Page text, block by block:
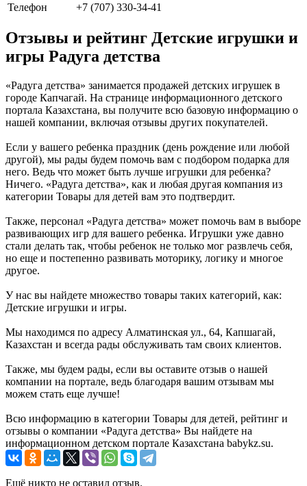
Телефон
+7 (707) 330-34-41
Отзывы и рейтинг Детские игрушки и
игры Радуга детства
«Радуга детства» занимается продажей детских игрушек в
городе Капчагай. На странице информационного детского
портала Казахстана, вы получите всю базовую информацию о
нашей компании, включая отзывы других покупателей.
Если у вашего ребенка праздник (день рождение или любой
другой), мы рады будем помочь вам с подбором подарка для
него. Ведь что может быть лучше игрушки для ребенка?
Ничего. «Радуга детства», как и любая другая компания из
категории Товары для детей вам это подтвердит.
Также, персонал «Радуга детства» может помочь вам в выборе
развивающих игр для вашего ребенка. Игрушки уже давно
стали делать так, чтобы ребенок не только мог развлечь себя,
но еще и постепенно развивать моторику, логику и многое
другое.
У нас вы найдете множество товары таких категорий, как:
Детские игрушки и игры.
Мы находимся по адресу Алматинская ул., 64, Капшагай,
Казахстан и всегда рады обслуживать там своих клиентов.
Также, мы будем рады, если вы оставите отзыв о нашей
компании на портале, ведь благодаря вашим отзывам мы
можем стать еще лучше!
Всю информацию в категории Товары для детей, рейтинг и
отзывы о компании «Радуга детства» Вы найдете на
информационном детском портале Казахстана babykz.su.
Ещё никто не оставил отзыв.